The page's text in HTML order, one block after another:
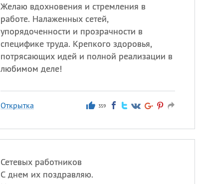
Желаю вдохновения и стремления в
работе. Налаженных сетей,
упорядоченности и прозрачности в
специфике труда. Крепкого здоровья,
потрясающих идей и полной реализации в
любимом деле!
Открытка 359
Сетевых работников
С днем их поздравляю.